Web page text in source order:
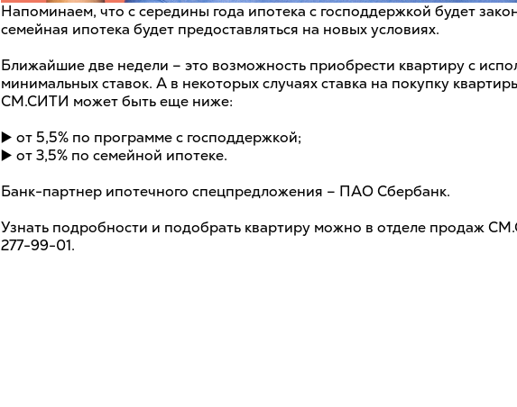
Напоминаем, что с середины года ипотека с господдержкой будет
семейная ипотека будет предоставляться на новых условиях.
Ближайшие две недели – это возможность приобрести квартиру с
минимальных ставок. А в некоторых случаях ставка на покупку
СМ.СИТИ может быть еще ниже:
▶️ от 5,5% по программе с господдержкой;
▶️ от 3,5% по семейной ипотеке.
Банк-партнер ипотечного спецпредложения – ПАО Сбербанк.
Узнать подробности и подобрать квартиру можно в отделе продаж
277-99-01.